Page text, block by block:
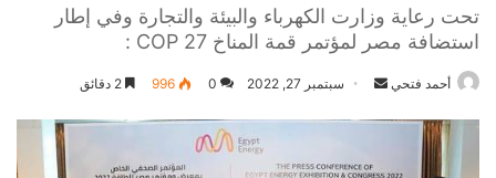
تحت رعاية وزارت الكهرباء والبيئة والتجارة وفي إطار
استضافة مصر لمؤتمر قمة المناخ COP 27 :
أحمد فتحي
أرسل سبتمبر 27, 2022 0
996